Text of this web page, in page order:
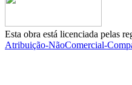
Esta obra está licenciada pelas
Atribuição-NãoComercial-